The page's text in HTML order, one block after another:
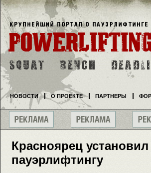
Красноярец
пауэрлифтингу
НОВОСТИ О ПРОЕКТЕ ПАРТНЕРЫ